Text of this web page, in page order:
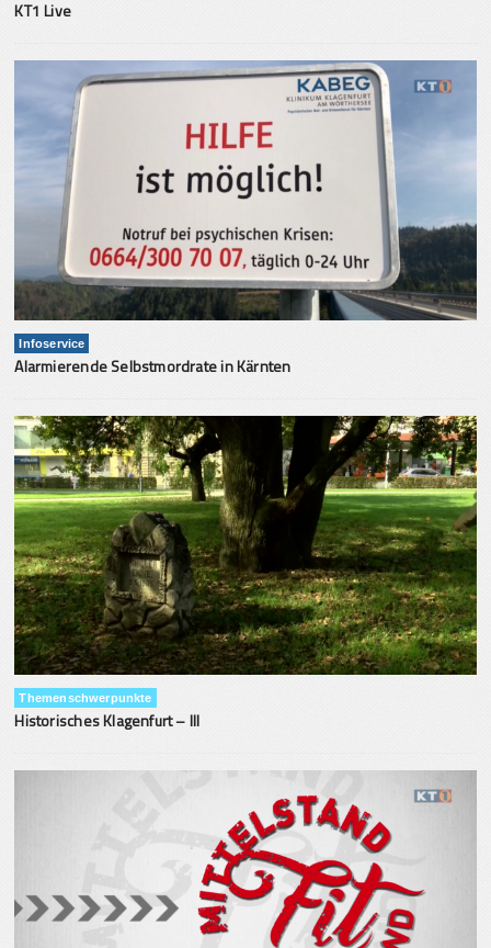
KT1 Live
Infoservice
Alarmierende Selbstmordrate in Kärnten
Themenschwerpunkte
Historisches Klagenfurt – III